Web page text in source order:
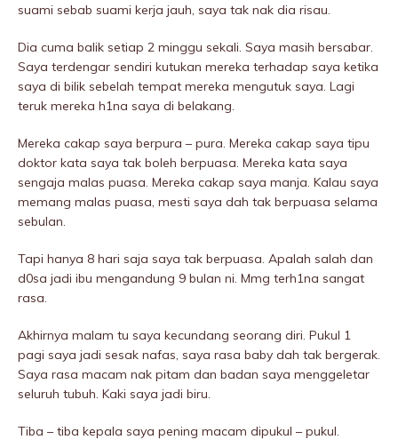
suami sebab suami kerja jauh, saya tak nak dia risau.
Dia cuma balik setiap 2 minggu sekali. Saya masih bersabar.
Saya terdengar sendiri kutukan mereka terhadap saya ketika
saya di bilik sebeIah tempat mereka mengutuk saya. Lagi
teruk mereka h1na saya di belakang.
Mereka cakap saya berpura – pura. Mereka cakap saya tipu
doktor kata saya tak boleh berpuasa. Mereka kata saya
sengaja malas puasa. Mereka cakap saya manja. Kalau saya
memang malas puasa, mesti saya dah tak berpuasa selama
sebulan.
Tapi hanya 8 hari saja saya tak berpuasa. Apalah salah dan
d0sa jadi ibu mengandung 9 bulan ni. Mmg terh1na sangat
rasa.
Akhirnya malam tu saya kecundang seorang diri. PukuI 1
pagi saya jadi sesak nafas, saya rasa baby dah tak bergerak.
Saya rasa macam nak pitam dan badan saya menggeIetar
seluruh tubuh. Kaki saya jadi biru.
Tiba – tiba kepala saya pening macam dipukuI – pukuI.